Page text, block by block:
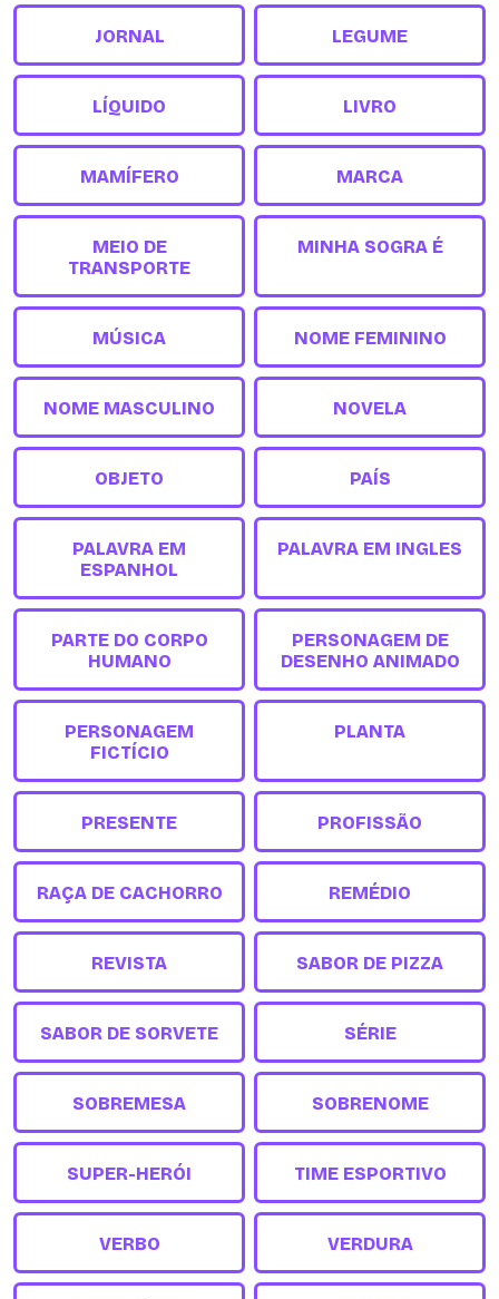
JORNAL LEGUME
LÍQUIDO LIVRO
MAMÍFERO MARCA
MEIO DE
TRANSPORTE
MINHA SOGRA É
MÚSICA NOME FEMININO
NOME MASCULINO NOVELA
OBJETO PAÍS
PALAVRA EM
ESPANHOL
PALAVRA EM INGLES
PARTE DO CORPO
HUMANO
PERSONAGEM DE
DESENHO ANIMADO
PERSONAGEM
FICTÍCIO
PLANTA
PRESENTE PROFISSÃO
RAÇA DE CACHORRO REMÉDIO
REVISTA SABOR DE PIZZA
SABOR DE SORVETE SÉRIE
SOBREMESA SOBRENOME
SUPER-HERÓI TIME ESPORTIVO
VERBO VERDURA